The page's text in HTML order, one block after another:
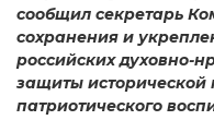
сообщил секретарь
сохранения и
российских духовно-
защиты исторической
патриотического